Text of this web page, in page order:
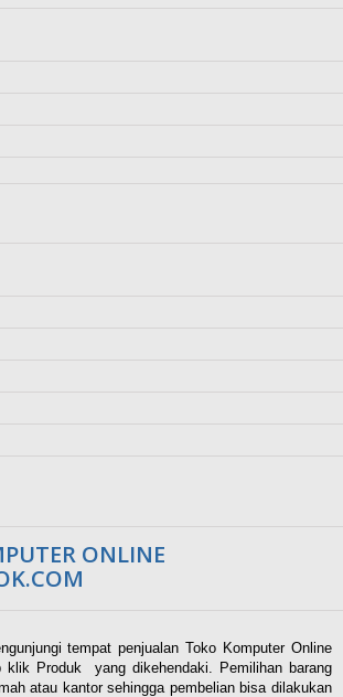
ONLINE
tempat penjualan Toko Komputer Online
klik Produk yang dikehendaki. Pemilihan barang
atau kantor sehingga pembelian bisa dilakukan